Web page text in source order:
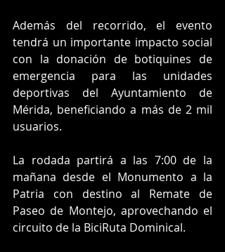
Además del recorrido, el evento
tendrá un importante impacto social
con la donación de botiquines de
emergencia para las unidades
deportivas del Ayuntamiento de
Mérida, beneficiando a más de 2 mil
usuarios.
La rodada partirá a las 7:00 de la
mañana desde el Monumento a la
Patria con destino al Remate de
Paseo de Montejo, aprovechando el
circuito de la BiciRuta Dominical.